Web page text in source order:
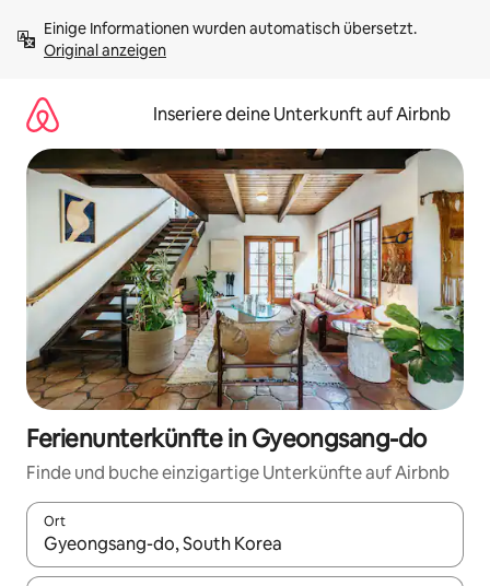
Inhalten
springenOriginal anzeigen
Inseriere deine Unterkunft auf Airbnb
Ferienunterkünfte in Gyeongsang-do
Finde und buche einzigartige Unterkünfte auf Airbnb
Ort
Wenn Ergebnisse verfügbar sind, navigiere mit den